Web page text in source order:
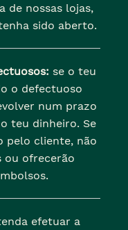
de nossas lojas,
sido aberto.
se o teu
o defectuoso
num prazo
teu dinheiro. Se
pelo cliente, não
ou ofrecerão
efetuar a